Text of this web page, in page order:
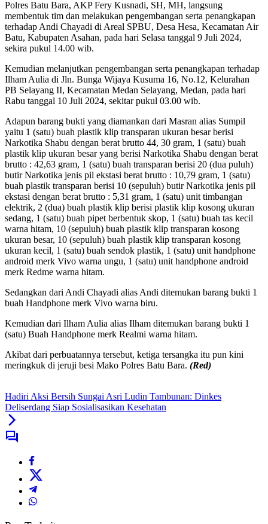
Polres Batu Bara, AKP Fery Kusnadi, SH, MH, langsung
membentuk tim dan melakukan pengembangan serta penangkapan
terhadap Andi Chayadi di Areal SPBU, Desa Hesa, Kecamatan Air
Batu, Kabupaten Asahan, pada hari Selasa tanggal 9 Juli 2024,
sekira pukul 14.00 wib.
Kemudian melanjutkan pengembangan serta penangkapan terhadap
Ilham Aulia di Jln. Bunga Wijaya Kusuma 16, No.12, Kelurahan
PB Selayang II, Kecamatan Medan Selayang, Medan, pada hari
Rabu tanggal 10 Juli 2024, sekitar pukul 03.00 wib.
Adapun barang bukti yang diamankan dari Masran alias Sumpil
yaitu 1 (satu) buah plastik klip transparan ukuran besar berisi
Narkotika Shabu dengan berat brutto 44, 30 gram, 1 (satu) buah
plastik klip ukuran besar yang berisi Narkotika Shabu dengan berat
brutto : 42,63 gram, 1 (satu) buah transparan berisi 20 (dua puluh)
butir Narkotika jenis pil ekstasi berat brutto : 10,79 gram, 1 (satu)
buah plastik transparan berisi 10 (sepuluh) butir Narkotika jenis pil
ekstasi dengan berat brutto : 5,31 gram, 1 (satu) unit timbangan
elektrik, 2 (dua) buah plastik klip berisi plastik klip kosong ukuran
sedang, 1 (satu) buah pipet berbentuk skop, 1 (satu) buah tas kecil
warna hitam, 10 (sepuluh) buah plastik klip transparan kosong
ukuran besar, 10 (sepuluh) buah plastik klip transparan kosong
ukuran kecil, 1 (satu) buah sendok plastik, 1 (satu) unit handphone
android merk Vivo warna ungu, 1 (satu) unit handphone android
merk Redme warna hitam.
Sedangkan dari Andi Chayadi alias Andi ditemukan barang bukti 1
buah Handphone merk Vivo warna biru.
Kemudian dari Ilham Aulia alias Ilham ditemukan barang bukti 1
(satu) Buah Handphone merk Realmi warna hitam.
Akibat dari perbuatannya tersebut, ketiga tersangka itu pun kini
meringkuk di jeruji besi Mako Polres Batu Bara. (Red)
Hadiri Aksi Bersih Sungai Asri Ludin Tambunan: Dinkes
Deliserdang Siap Sosialisasikan Kesehatan